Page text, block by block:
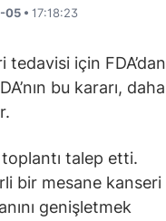
05 • 17:18:23
için FDA’dan
bu kararı, daha
talep etti.
bir mesane kanseri
genişletmek